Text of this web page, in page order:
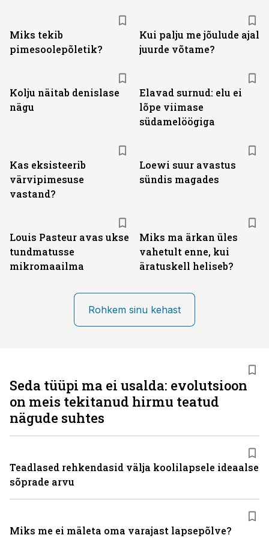
Miks tekib
pimesoolepõletik?
Kui palju me jõulude ajal
juurde võtame?
Kolju näitab denislase
nägu
Elavad surnud: elu ei
lõpe viimase
südamelöögiga
Kas eksisteerib
värvipimesuse
vastand?
Loewi suur avastus
sündis magades
Louis Pasteur avas ukse
tundmatusse
mikromaailma
Miks ma ärkan üles
vahetult enne, kui
äratuskell heliseb?
Rohkem sinu kehast
Seda tüüpi ma ei usalda: evolutsioon
on meis tekitanud hirmu teatud
nägude suhtes
Teadlased rehkendasid välja koolilapsele ideaalse
sõprade arvu
Miks me ei mäleta oma varajast lapsepõlve?